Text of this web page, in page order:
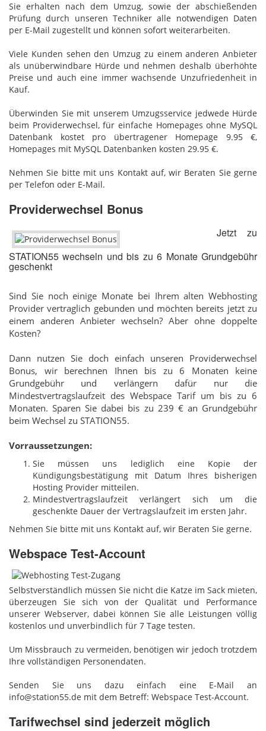
Sie erhalten nach dem Umzug, sowie der abschießenden
Prüfung durch unseren Techniker alle notwendigen Daten
per E-Mail zugestellt und können sofort weiterarbeiten.
Viele Kunden sehen den Umzug zu einem anderen Anbieter
als unüberwindbare Hürde und nehmen deshalb überhöhte
Preise und auch eine immer wachsende Unzufriedenheit in
Kauf.
Überwinden Sie mit unserem Umzugsservice jedwede Hürde
beim Providerwechsel, für einfache Homepages ohne MySQL
Datenbank kostet pro übertragener Homepage 9.95 €,
Homepages mit MySQL Datenbanken kosten 29.95 €.
Nehmen Sie bitte mit uns Kontakt auf, wir Beraten Sie gerne
per Telefon oder E-Mail.
Providerwechsel Bonus
Jetzt zu
STATION55 wechseln und bis zu 6 Monate Grundgebühr
geschenkt
Sind Sie noch einige Monate bei Ihrem alten Webhosting
Provider vertraglich gebunden und möchten bereits jetzt zu
einem anderen Anbieter wechseln? Aber ohne doppelte
Kosten?
Dann nutzen Sie doch einfach unseren Providerwechsel
Bonus, wir berechnen Ihnen bis zu 6 Monaten keine
Grundgebühr und verlängern dafür nur die
Mindestvertragslaufzeit des Webspace Tarif um bis zu 6
Monaten. Sparen Sie dabei bis zu 239 € an Grundgebühr
beim Wechsel zu STATION55.
Vorraussetzungen:
Sie müssen uns lediglich eine Kopie der
Kündigungsbestätigung mit Datum Ihres bisherigen
Hosting Provider mitteilen.
Mindestvertragslaufzeit verlängert sich um die
geschenkte Dauer der Vertragslaufzeit im ersten Jahr.
Nehmen Sie bitte mit uns Kontakt auf, wir Beraten Sie gerne.
Webspace Test-Account
Selbstverständlich müssen Sie nicht die Katze im Sack mieten,
überzeugen Sie sich von der Qualität und Performance
unserer Webserver, dabei können Sie alle Leistungen völlig
kostenlos und unverbindlich für 7 Tage testen.
Um Missbrauch zu vermeiden, benötigen wir jedoch trotzdem
Ihre vollständigen Personendaten.
Senden Sie uns dazu einfach eine E-Mail an
info@station55.de mit dem Betreff: Webspace Test-Account.
Tarifwechsel sind jederzeit möglich